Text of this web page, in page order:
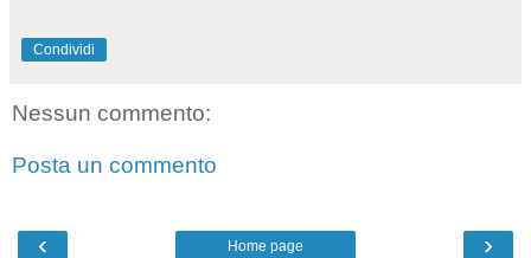
Condividi
Nessun commento:
Posta un commento
‹ ›
Home page